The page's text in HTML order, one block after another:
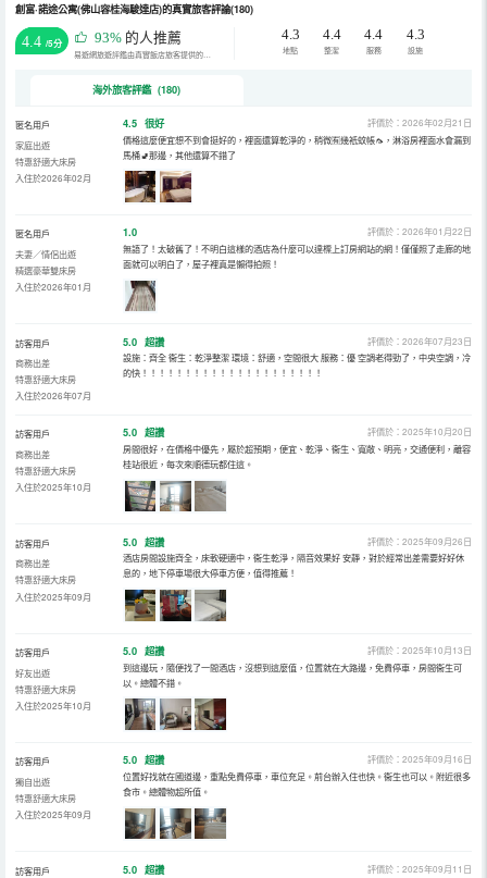
創富·諾途公寓(佛山容桂海駿達店)的真實旅客評論(180)
4.4 /5分 93% 的人推薦
易遊網旅遊評鑑由真實飯店旅客提供的評鑑。
4.3
地點
4.4
整潔
4.4
服務
4.3
設施
海外旅客評鑑 (180)
匿名用戶
家庭出遊
特惠舒適大床房
入住於2026年02月
4.5 很好
評價於：2026年02月21日
價格這麼便宜想不到會挺好的，裡面還算乾淨的，稍微🈶幾衹蚊帳🦟，淋浴房裡面水會漏到
馬桶🚽那邊，其他還算不錯了
匿名用戶
夫妻／情侶出遊
精選豪華雙床房
入住於2026年01月
1.0
評價於：2026年01月22日
無語了！太破舊了！不明白這樣的酒店為什麼可以達標上訂房網站的網！僅僅照了走廊的地
面就可以明白了，屋子裡真是懶得拍照！
訪客用戶
商務出差
特惠舒適大床房
入住於2026年07月
5.0 超讚
評價於：2026年07月23日
設施：齊全 衞生：乾淨整潔 環境：舒適，空間很大 服務：優 空調老得勁了，中央空調，冷
的快！！！！！！！！！！！！！！！！！！！！！
訪客用戶
商務出差
特惠舒適大床房
入住於2025年10月
5.0 超讚
評價於：2025年10月20日
房間很好，在價格中優先，屬於超預期，便宜、乾淨、衞生、寬敞、明亮，交通便利，離容
桂站很近，每次來順德玩都住這。
訪客用戶
商務出差
特惠舒適大床房
入住於2025年09月
5.0 超讚
評價於：2025年09月26日
酒店房間設施齊全，床軟硬適中，衞生乾淨，隔音效果好 安靜，對於經常出差需要好好休
息的，地下停車場很大停車方便，值得推薦！
訪客用戶
好友出遊
特惠舒適大床房
入住於2025年10月
5.0 超讚
評價於：2025年10月13日
到這邊玩，隨便找了一間酒店，沒想到這麼值，位置就在大路邊，免費停車，房間衞生可
以。總體不錯。
訪客用戶
獨自出遊
特惠舒適大床房
入住於2025年09月
5.0 超讚
評價於：2025年09月16日
位置好找就在國道邊，重點免費停車，車位充足。前台辦入住也快。衞生也可以。附近很多
食市。總體物超所值。
訪客用戶
5.0 超讚
評價於：2025年09月11日